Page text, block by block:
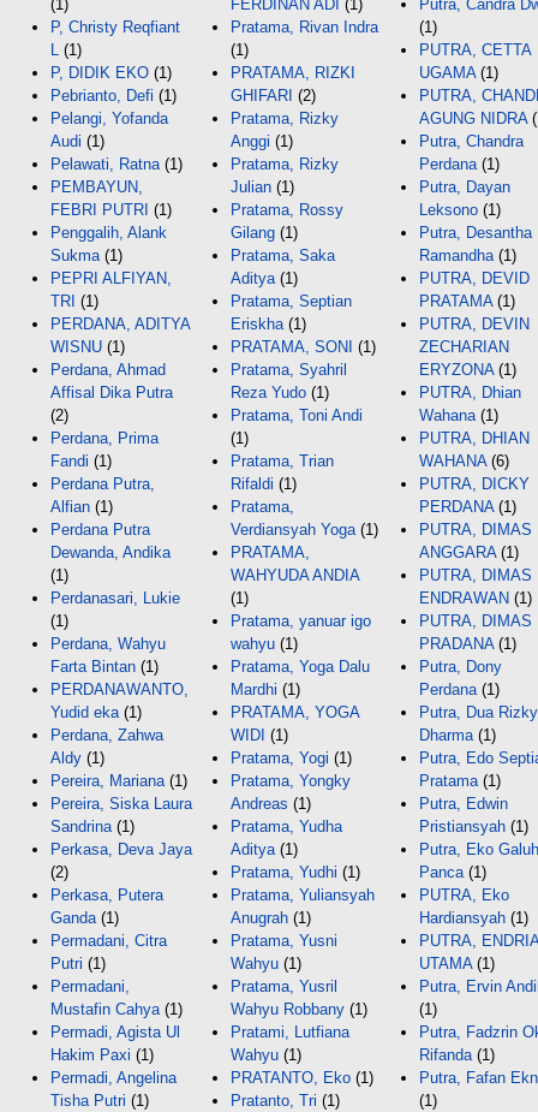
(1)
P, Christy Reqfiant
(1)
P, DIDIK EKO (1)
Pebrianto, Defi (1)
Pelangi, Yofanda
Audi (1)
Pelawati, Ratna (1)
PEMBAYUN,
FEBRI PUTRI (1)
Penggalih, Alank
Sukma (1)
PEPRI ALFIYAN,
TRI (1)
PERDANA, ADITYA
WISNU (1)
Perdana, Ahmad
Affisal Dika Putra
(2)
Perdana, Prima
Fandi (1)
Perdana Putra,
Alfian (1)
Perdana Putra
Dewanda, Andika
(1)
Perdanasari, Lukie
(1)
Perdana, Wahyu
Farta Bintan (1)
PERDANAWANTO,
Yudid eka (1)
Perdana, Zahwa
Aldy (1)
Pereira, Mariana (1)
Pereira, Siska Laura
Sandrina (1)
Perkasa, Deva Jaya
(2)
Perkasa, Putera
Ganda (1)
Permadani, Citra
Putri (1)
Permadani,
Mustafin Cahya (1)
Permadi, Agista Ul
Hakim Paxi (1)
Permadi, Angelina
Tisha Putri (1)
FERDINAN ADI (1)
Pratama, Rivan Indra
(1)
PRATAMA, RIZKI
GHIFARI (2)
Pratama, Rizky
Anggi (1)
Pratama, Rizky
Julian (1)
Pratama, Rossy
Gilang (1)
Pratama, Saka
Aditya (1)
Pratama, Septian
Eriskha (1)
PRATAMA, SONI (1)
Pratama, Syahril
Reza Yudo (1)
Pratama, Toni Andi
(1)
Pratama, Trian
Rifaldi (1)
Pratama,
Verdiansyah Yoga (1)
PRATAMA,
WAHYUDA ANDIA
(1)
Pratama, yanuar igo
wahyu (1)
Pratama, Yoga Dalu
Mardhi (1)
PRATAMA, YOGA
WIDI (1)
Pratama, Yogi (1)
Pratama, Yongky
Andreas (1)
Pratama, Yudha
Aditya (1)
Pratama, Yudhi (1)
Pratama, Yuliansyah
Anugrah (1)
Pratama, Yusni
Wahyu (1)
Pratama, Yusril
Wahyu Robbany (1)
Pratami, Lutfiana
Wahyu (1)
PRATANTO, Eko (1)
Pratanto, Tri (1)
Putra, Candra
(1)
PUTRA, CETTA
UGAMA(1)
PUTRA,
AGUNG NIDRA
Putra, Chandra
Perdana (1)
Putra, Dayan
Leksono (1)
Putra, Desantha
Ramandha (1)
PUTRA, DEVID
PRATAMA(1)
PUTRA, DEVIN
ZECHARIAN
ERYZONA(1)
PUTRA, Dhian
Wahana (1)
PUTRA, DHIAN
WAHANA(6)
PUTRA, DICKY
PERDANA(1)
PUTRA, DIMAS
ANGGARA(1)
PUTRA, DIMAS
ENDRAWAN (1)
PUTRA, DIMAS
PRADANA(1)
Putra, Dony
Perdana (1)
Putra, Dua Rizky
Dharma (1)
Putra, Edo
Pratama (1)
Putra, Edwin
Pristiansyah (1)
Putra, Eko Galuh
Panca (1)
PUTRA, Eko
Hardiansyah (1)
PUTRA,
UTAMA(1)
Putra, Ervin
(1)
Putra, Fadzrin
Rifanda (1)
Putra, Fafan
(1)